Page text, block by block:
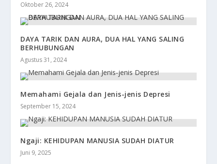
Oktober 26, 2024
DAYA TARIK DAN AURA, DUA HAL YANG SALING
BERHUBUNGAN
Agustus 31, 2024
Memahami Gejala dan Jenis-jenis Depresi
September 15, 2024
Ngaji: KEHIDUPAN MANUSIA SUDAH DIATUR
Juni 9, 2025